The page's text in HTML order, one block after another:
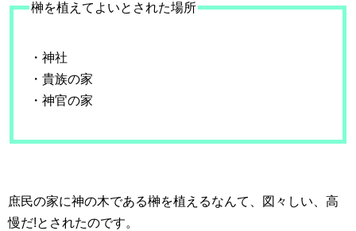
榊を植えてよいとされた場所
・神社
・貴族の家
・神官の家
庶民の家に神の木である榊を植えるなんて、図々しい、高
慢だ!とされたのです。